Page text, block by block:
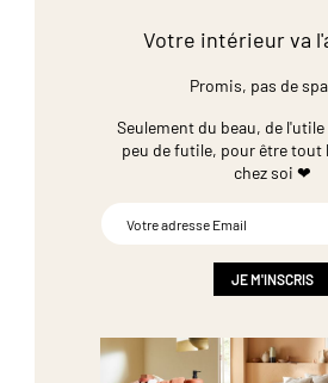
Votre intérieur va
Promis, pas de
Seulement du beau, de
peu de futile, pour être tout
chez soi ❤
JE M'INSCRIS